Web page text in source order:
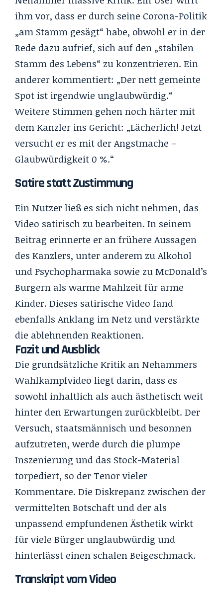
ihm vor, dass er durch seine Corona-Politik
„am Stamm gesägt“ habe, obwohl er in der
Rede dazu aufrief, sich auf den „stabilen
Stamm des Lebens“ zu konzentrieren. Ein
anderer kommentiert: „Der nett gemeinte
Spot ist irgendwie unglaubwürdig.“
Weitere Stimmen gehen noch härter mit
dem Kanzler ins Gericht: „Lächerlich! Jetzt
versucht er es mit der Angstmache –
Glaubwürdigkeit 0 %.“
Satire statt Zustimmung
Ein Nutzer ließ es sich nicht nehmen, das
Video satirisch zu bearbeiten. In seinem
Beitrag erinnerte er an frühere Aussagen
des Kanzlers, unter anderem zu Alkohol
und Psychopharmaka sowie zu McDonald’s
Burgern als warme Mahlzeit für arme
Kinder. Dieses satirische Video fand
ebenfalls Anklang im Netz und verstärkte
die ablehnenden Reaktionen.
Fazit und Ausblick
Die grundsätzliche Kritik an Nehammers
Wahlkampfvideo liegt darin, dass es
sowohl inhaltlich als auch ästhetisch weit
hinter den Erwartungen zurückbleibt. Der
Versuch, staatsmännisch und besonnen
aufzutreten, werde durch die plumpe
Inszenierung und das Stock-Material
torpediert, so der Tenor vieler
Kommentare. Die Diskrepanz zwischen der
vermittelten Botschaft und der als
unpassend empfundenen Ästhetik wirkt
für viele Bürger unglaubwürdig und
hinterlässt einen schalen Beigeschmack.
Transkript vom Video